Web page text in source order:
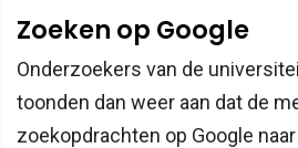
Zoeken op Google
Onderzoekers van de
toonden dan weer aan dat de
zoekopdrachten op Google